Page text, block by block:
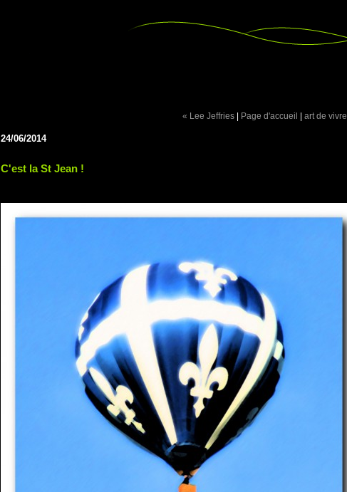
« Lee Jeffries | Page d'accueil | art de
24/06/2014
C'est la St Jean !